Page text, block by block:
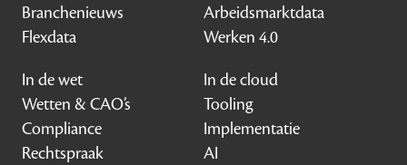
Branchenieuws
Flexdata
Arbeidsmarktdata
Werken 4.0
In de wet
Wetten & CAO’s
Compliance
Rechtspraak
In de cloud
Tooling
Implementatie
AI